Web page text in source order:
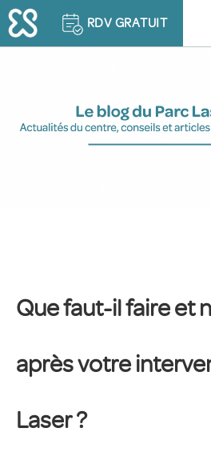
RDV GRATUIT
Que faut-il faire et
après votre
Laser ?